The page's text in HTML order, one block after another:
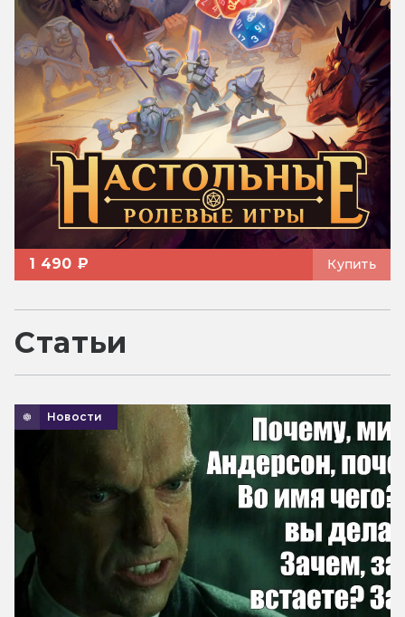
1 490 ₽ Купить
Статьи
Новости